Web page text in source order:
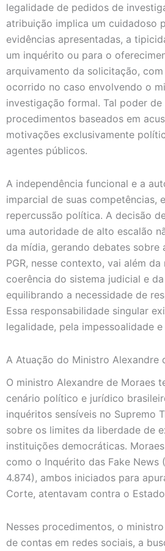
legalidade de pedidos de
atribuição implica um cuidadoso
evidências apresentadas, a
um inquérito ou para o
arquivamento da solicitação,
ocorrido no caso envolvendo o
investigação formal. Tal poder
procedimentos baseados em
motivações exclusivamente
agentes públicos.
A independência funcional e a
imparcial de suas competências,
repercussão política. A decisão
uma autoridade de alto escalão
da mídia, gerando debates
PGR, nesse contexto, vai além
coerência do sistema judicial e
equilibrando a necessidade de
Essa responsabilidade singular
legalidade, pela impessoalidade
A Atuação do Ministro Alexandre
O ministro Alexandre de Moraes
cenário político e jurídico
inquéritos sensíveis no Supremo
sobre os limites da liberdade de
instituições democráticas.
como o Inquérito das Fake News
4.874), ambos iniciados para
Corte, atentavam contra o
Nesses procedimentos, o
de contas em redes sociais, a